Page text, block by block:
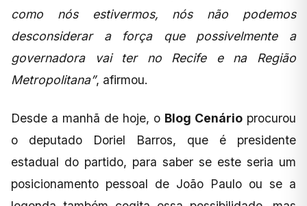
como nós estivermos, nós não podemos
desconsiderar a força que possivelmente a
governadora vai ter no Recife e na Região
Metropolitana”, afirmou.
Desde a manhã de hoje, o Blog Cenário procurou
o deputado Doriel Barros, que é presidente
estadual do partido, para saber se este seria um
posicionamento pessoal de João Paulo ou se a